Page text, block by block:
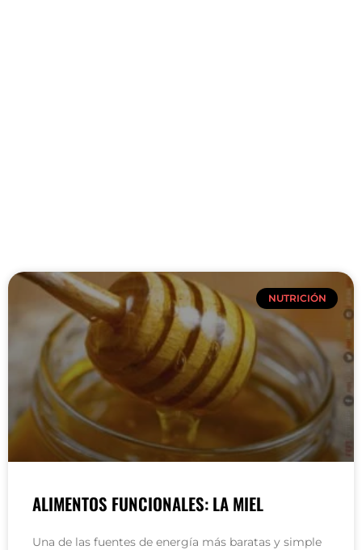
NUTRICIÓN
ALIMENTOS FUNCIONALES: LA MIEL
Una de las fuentes de energía más baratas y simple